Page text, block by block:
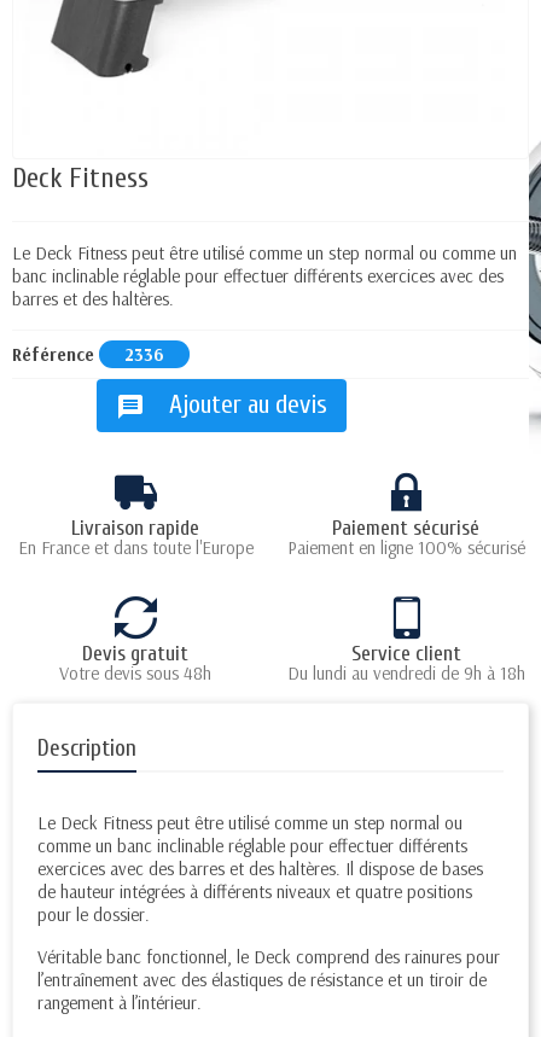
Deck Fitness
Le Deck Fitness peut être utilisé comme un step normal ou comme un
banc inclinable réglable pour effectuer différents exercices avec des
barres et des haltères.
Référence 2336
message Ajouter au devis
Livraison rapide
En France et dans toute l'Europe
Paiement sécurisé
Paiement en ligne 100% sécurisé
Devis gratuit
Votre devis sous 48h
Service client
Du lundi au vendredi de 9h à 18h
Description
Le Deck Fitness peut être utilisé comme un step normal ou
comme un banc inclinable réglable pour effectuer différents
exercices avec des barres et des haltères. Il dispose de bases
de hauteur intégrées à différents niveaux et quatre positions
pour le dossier.
Véritable banc fonctionnel, le Deck comprend des rainures pour
l’entraînement avec des élastiques de résistance et un tiroir de
rangement à l’intérieur.